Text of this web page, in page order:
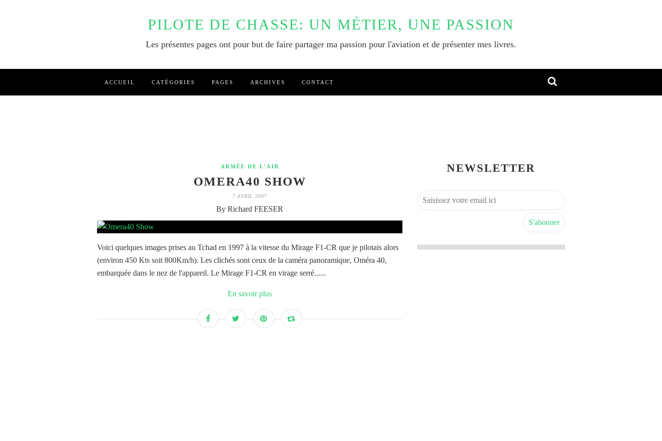
PILOTE DE CHASSE: UN MÉTIER, UNE PASSION
Les présentes pages ont pour but de faire partager ma passion pour l'aviation et de présenter mes livres.
ACCUEIL CATÉGORIES PAGES ARCHIVES CONTACT
ARMÉE DE L'AIR
OMERA40 SHOW
7 AVRIL 2007
By Richard FEESER
Voici quelques images prises au Tchad en 1997 à la vitesse du Mirage F1-CR que je pilotais alors
(environ 450 Kts soit 800Km/h). Les clichés sont ceux de la caméra panoramique, Oméra 40,
embarquée dans le nez de l'appareil. Le Mirage F1-CR en virage serré......
En savoir plus
NEWSLETTER